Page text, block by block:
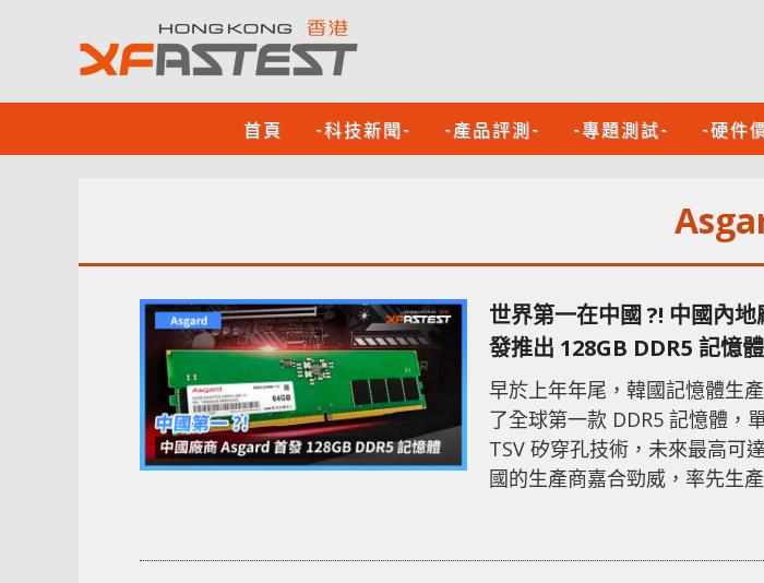
首頁 -科技新聞- -產品評測- -專題測試- -硬件
世界第一在中國 ?! 中國內
發推出 128GB DDR5 記憶體
早於上年年尾，韓國記憶體生
了全球第一款 DDR5 記憶體，
TSV 矽穿孔技術，未來最高可
國的生產商嘉合勁威，率先生
DDR5 記憶體產品，其運作頻
GB、64 GB 和 128 GB 方案，